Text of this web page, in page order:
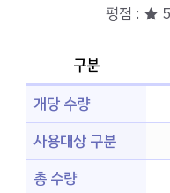
평점 : ★
구분
개당 수량
사용대상 구분
총 수량